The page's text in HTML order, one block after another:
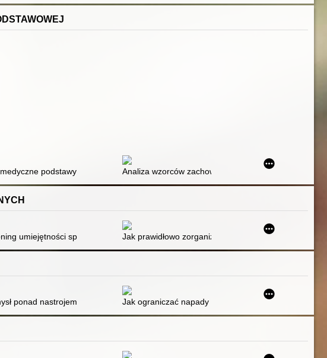
i gimnazjum
dla klas 4-6 szkoły podstawowej : (propozycje zadań)
podstawy kształcenia i wychowania : podręcznik akademicki
Analiza wzorców zachowania zdrowotnego dzieci i
umiejętności społecznych dla dzieci i młodzieży z zespołem Aspergera z
Jak prawidłowo zorganizować zajęcia TUS? :
ponad nastrojem : zmień nastrój poprzez zmianę sposobu myślenia
Jak ograniczać napady złości u dziecka i zyskać